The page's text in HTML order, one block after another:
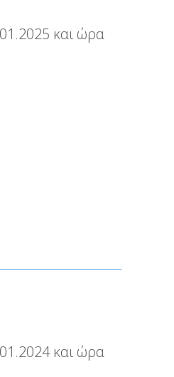
και ώρα
και ώρα